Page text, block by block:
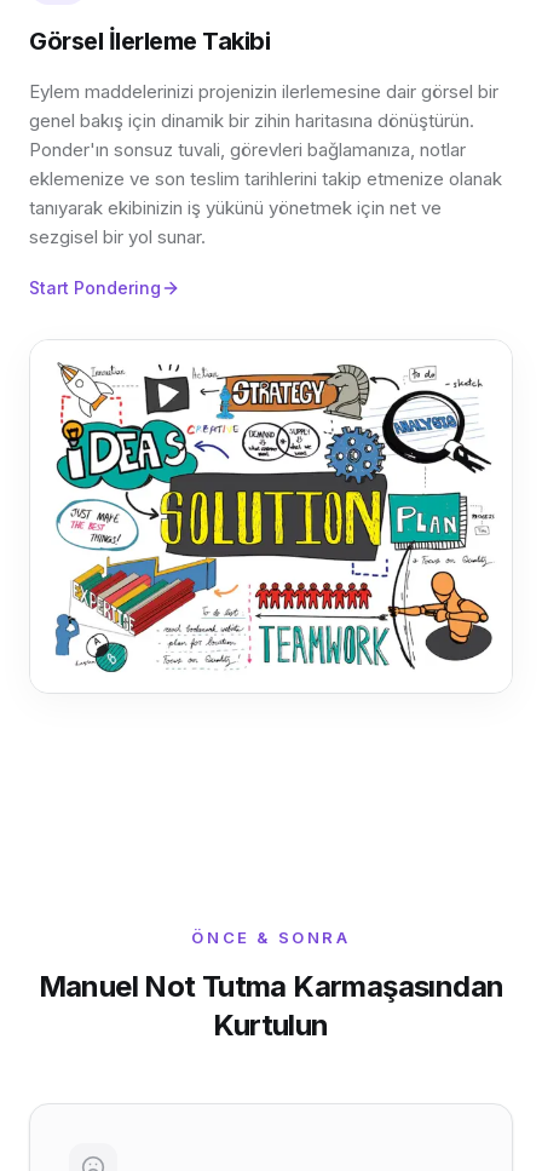
Görsel İlerleme Takibi
Eylem maddelerinizi projenizin ilerlemesine dair görsel bir
genel bakış için dinamik bir zihin haritasına dönüştürün.
Ponder'ın sonsuz tuvali, görevleri bağlamanıza, notlar
eklemenize ve son teslim tarihlerini takip etmenize olanak
tanıyarak ekibinizin iş yükünü yönetmek için net ve
sezgisel bir yol sunar.
Start Pondering
ÖNCE & SONRA
Manuel Not Tutma Karmaşasından
Kurtulun